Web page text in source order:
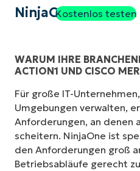
NinjaOneKostenlos testen
WARUM IHRE
ACTION1 UND CISCO
Für große IT-
Umgebungen verwalten,
Anforderungen, an denen
scheitern. NinjaOne ist
den Anforderungen groß
Betriebsabläufe gerecht